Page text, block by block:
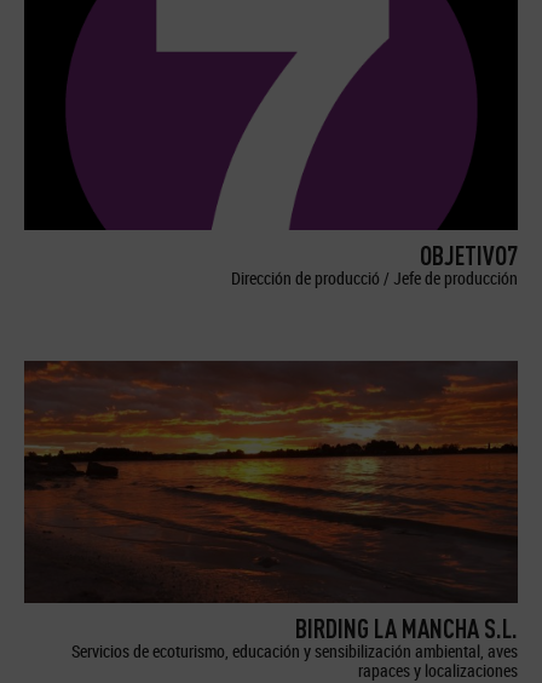
OBJETIVO7
Dirección de producció / Jefe de producción
BIRDING LA MANCHA S.L.
Servicios de ecoturismo, educación y sensibilización ambiental, aves
rapaces y localizaciones